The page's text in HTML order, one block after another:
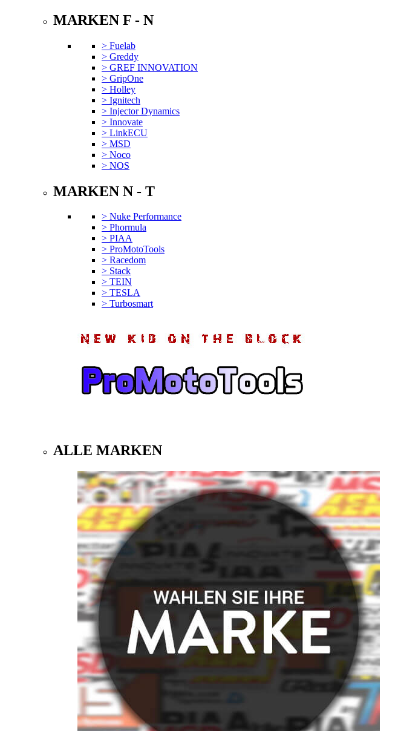
MARKEN F - N
> Fuelab
> Greddy
> GREF INNOVATION
> GripOne
> Holley
> Ignitech
> Injector Dynamics
> Innovate
> LinkECU
> MSD
> Noco
> NOS
MARKEN N - T
> Nuke Performance
> Phormula
> PIAA
> ProMotoTools
> Racedom
> Stack
> TEIN
> TESLA
> Turbosmart
ALLE MARKEN